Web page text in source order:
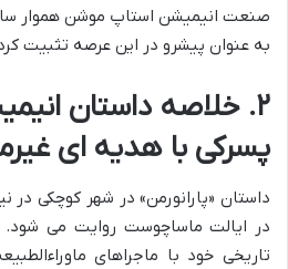
صنعت انیمیشن استاپ موشن هموار
به عنوان پیشرو در این عرصه تثبیت
۲. خلاصه داستان
پسرکی با هدیه ای
داستان «پارانورمن» در شهر کوچکی در
در ایالت ماساچوست روایت می
تاریخی خود با ماجراهای